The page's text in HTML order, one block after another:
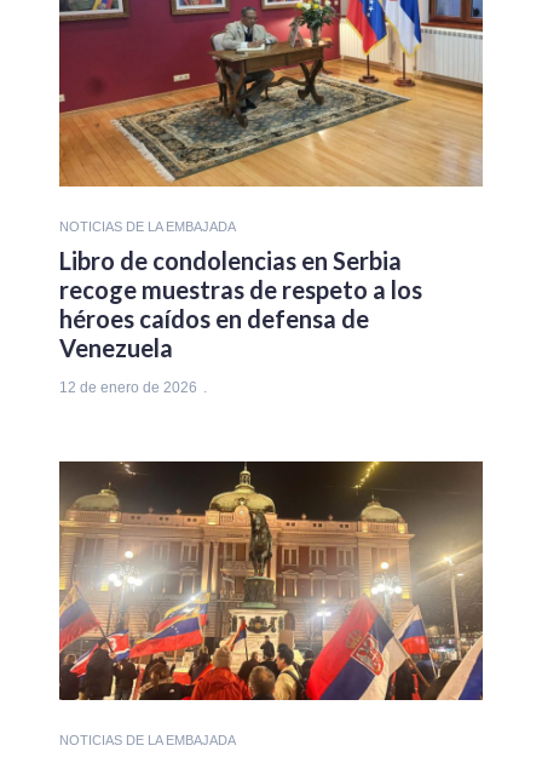
NOTICIAS DE LA EMBAJADA
Libro de condolencias en Serbia
recoge muestras de respeto a los
héroes caídos en defensa de
Venezuela
12 de enero de 2026
NOTICIAS DE LA EMBAJADA